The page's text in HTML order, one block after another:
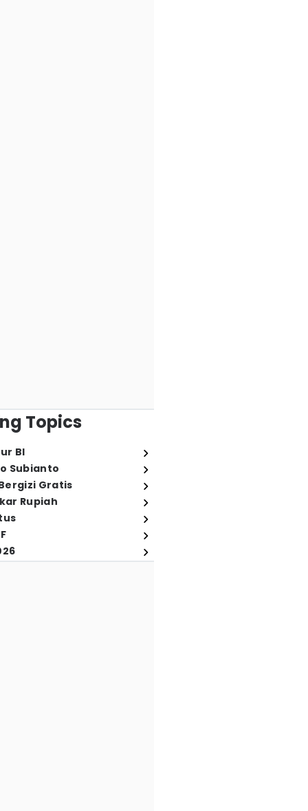
Topics
BI
Subianto
Gratis
Rupiah